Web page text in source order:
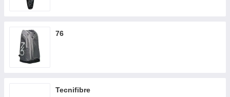
76
Tecnifibre